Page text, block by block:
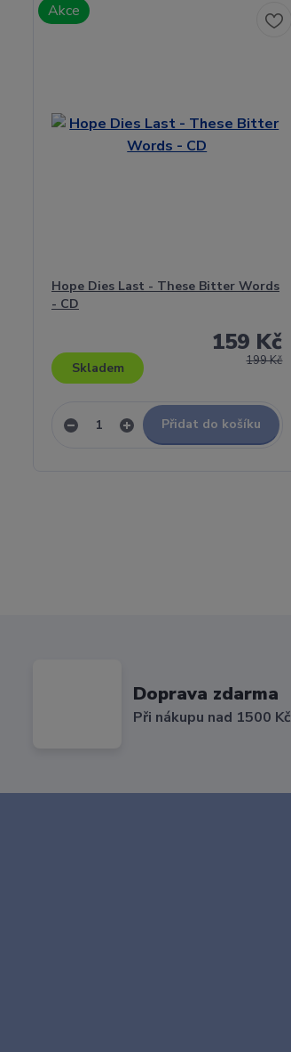
Akce
Hope Dies Last - These Bitter Words
- CD
199 Kč
159 Kč
Skladem
Přidat do košíku
Doprava zdarma
Při nákupu nad 1500 Kč